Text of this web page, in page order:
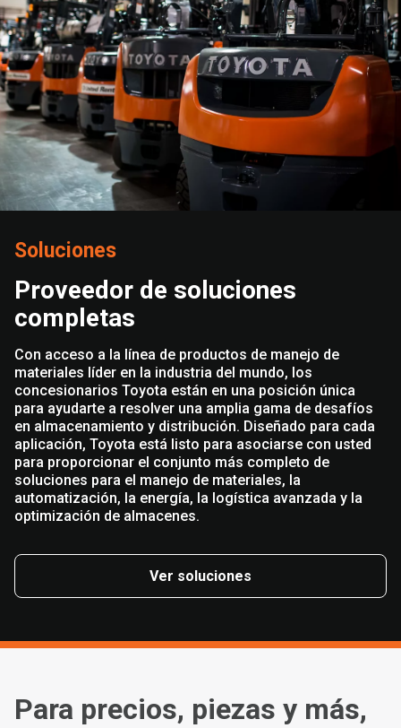
Soluciones
Proveedor de soluciones
completas
Con acceso a la línea de productos de manejo de
materiales líder en la industria del mundo, los
concesionarios Toyota están en una posición única
para ayudarte a resolver una amplia gama de desafíos
en almacenamiento y distribución. Diseñado para cada
aplicación, Toyota está listo para asociarse con usted
para proporcionar el conjunto más completo de
soluciones para el manejo de materiales, la
automatización, la energía, la logística avanzada y la
optimización de almacenes.
Ver soluciones
Para precios, piezas y más,